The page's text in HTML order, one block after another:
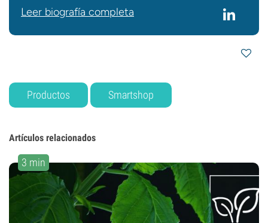
Leer biografía completa
Productos Smartshop
Artículos relacionados
3 min